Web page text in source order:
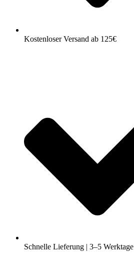
Kostenloser Versand ab 125€
Schnelle Lieferung | 3–5 Werktage